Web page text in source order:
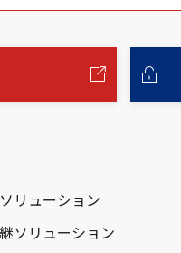
リューション
ソリューション